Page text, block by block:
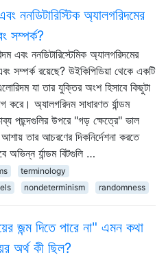
ননডিটারিস্টিক অ্যালগরিদমের
সম্পর্ক?
এবং ননডিটারিস্টেমিক অ্যালগরিদমের
সম্পর্ক রয়েছে? উইকিপিডিয়া থেকে একটি
যা তার যুক্তির অংশ হিসাবে কিছুটা
করে। অ্যালগরিদম সাধারণত র্যান্ডম
পছন্দগুলির উপরে "গড় ক্ষেত্রে" ভাল
আশায় তার আচরণের দিকনির্দেশনা করতে
অভিন্ন র্যান্ডম বিটগুলি …
terminology
nondeterminism randomness
জন্ম দিতে পারে না" এমন কথা
অর্থ কী ছিল?